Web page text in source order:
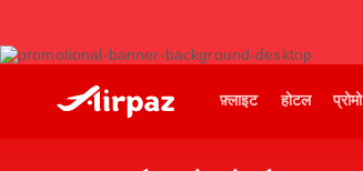
फ़्लाइट होटल प्रोमो